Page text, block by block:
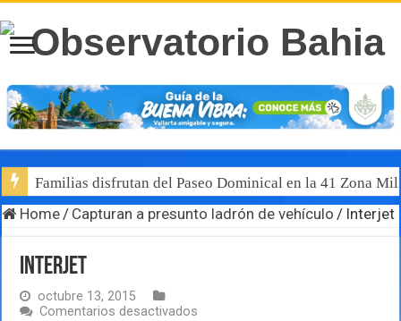
Familias disfrutan del Paseo Dominical en la 41 Zona
Home/ Capturan a presunto ladrón de vehículo / Interjet
Interjet
octubre 13, 2015
Comentarios desactivados